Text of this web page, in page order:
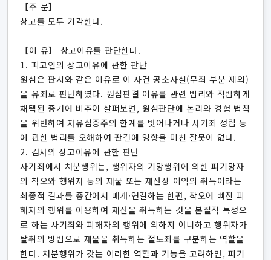
【주 문】
상고를 모두 기각한다.
【이 유】 상고이유를 판단한다.
1. 피고인의 상고이유에 관한 판단
원심은 판시와 같은 이유로 이 사건 공소사실(무죄 부분 제외)
을 유죄로 판단하였다. 원심판결 이유를 관련 법리와 적법하게
채택된 증거에 비추어 살펴보면, 원심판단에 논리와 경험 법칙
을 위반하여 자유심증주의 한계를 벗어나거나 사기죄 성립 등
에 관한 법리를 오해하여 판결에 영향을 미친 잘못이 없다.
2. 검사의 상고이유에 관한 판단
사기죄에서 처분행위는, 행위자의 기망행위에 의한 피기망자
의 착오와 행위자 등의 재물 또는 재산상 이익의 취득이라는
최종적 결과를 중간에서 매개·연결하는 한편, 착오에 빠진 피
해자의 행위를 이용하여 재산을 취득하는 것을 본질적 특성으
로 하는 사기죄와 피해자의 행위에 의하지 아니하고 행위자가
탈취의 방법으로 재물을 취득하는 절도죄를 구분하는 역할을
한다. 처분행위가 갖는 이러한 역할과 기능을 고려하면, 피기